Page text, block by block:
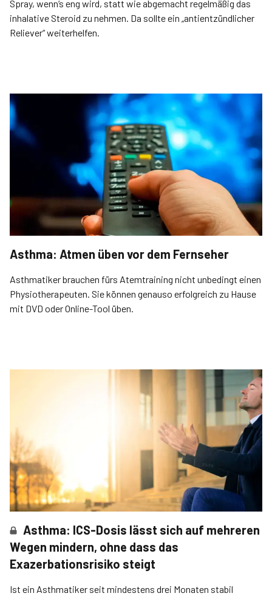
Spray, wenn‘s eng wird, statt wie abgemacht regelmäßig das
inhalative Steroid zu nehmen. Da sollte ein „antientzündlicher
Reliever“ weiterhelfen.
Asthma: Atmen üben vor dem Fernseher
Asthmatiker brauchen fürs Atemtraining nicht unbedingt einen
Physiotherapeuten. Sie können genauso erfolgreich zu Hause
mit DVD oder Online-Tool üben.
Asthma: ICS-Dosis lässt sich auf mehreren
Wegen mindern, ohne dass das
Exazerbationsrisiko steigt
Ist ein Asthmatiker seit mindestens drei Monaten stabil